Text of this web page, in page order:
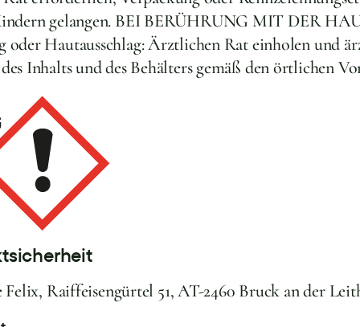
gelangen. BEI BERÜHRUNG MIT DER
oder Hautausschlag: Ärztlichen Rat einholen und
Inhalts und des Behälters gemäß den örtlichen
Raiffeisengürtel 51, AT-2460 Bruck an der